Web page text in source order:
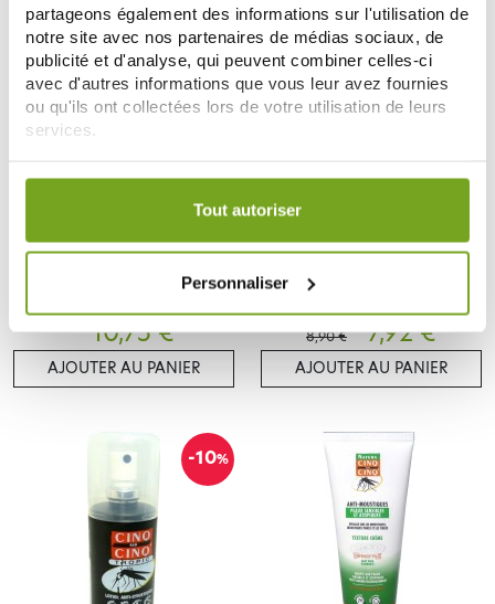
partageons également des informations sur l'utilisation de
notre site avec nos partenaires de médias sociaux, de
publicité et d'analyse, qui peuvent combiner celles-ci
avec d'autres informations que vous leur avez fournies
ou qu'ils ont collectées lors de votre utilisation de leurs
services.
Votre choix de consentement est conservé pendant une
Tout autoriser
Personnaliser
CINQ SUR CINQ BRACELET ANTI
10,75 €
AJOUTER AU PANIER
CINQ SUR CINQ TROPIC MONOÏ
8,90 € 7,92 €
AJOUTER AU PANIER
-10%